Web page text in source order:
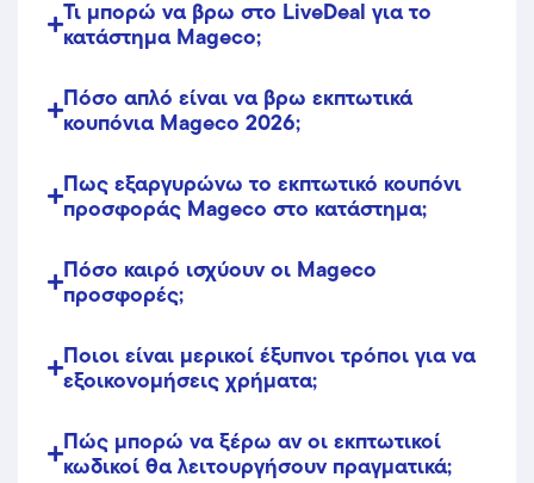
Τι μπορώ να βρω στο LiveDeal για το
κατάστημα Mageco;
Πόσο απλό είναι να βρω εκπτωτικά
κουπόνια Mageco 2026;
Πως εξαργυρώνω το εκπτωτικό κουπόνι
προσφοράς Mageco στο κατάστημα;
Πόσο καιρό ισχύουν οι Mageco
προσφορές;
Ποιοι είναι μερικοί έξυπνοι τρόποι για να
εξοικονομήσεις χρήματα;
Πώς μπορώ να ξέρω αν οι εκπτωτικοί
κωδικοί θα λειτουργήσουν πραγματικά;